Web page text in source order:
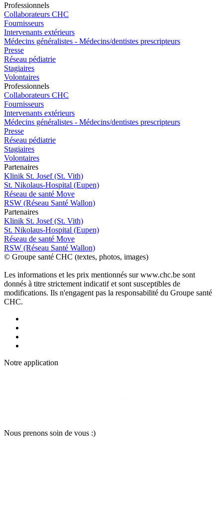
Professionnels
Collaborateurs CHC
Fournisseurs
Intervenants extérieurs
Médecins généralistes - Médecins/dentistes prescripteurs
Presse
Réseau pédiatrie
Stagiaires
Volontaires
Professionnels
Collaborateurs CHC
Fournisseurs
Intervenants extérieurs
Médecins généralistes - Médecins/dentistes prescripteurs
Presse
Réseau pédiatrie
Stagiaires
Volontaires
Partenaires
Klinik St. Josef (St. Vith)
St. Nikolaus-Hospital (Eupen)
Réseau de santé Move
RSW (Réseau Santé Wallon)
Partenaires
Klinik St. Josef (St. Vith)
St. Nikolaus-Hospital (Eupen)
Réseau de santé Move
RSW (Réseau Santé Wallon)
© Groupe santé CHC (textes, photos, images)
Les informations et les prix mentionnés sur www.chc.be sont
donnés à titre strictement indicatif et sont susceptibles de
modifications. Ils n'engagent pas la responsabilité du Groupe santé
CHC.
Notre application
Nous prenons soin de vous :)